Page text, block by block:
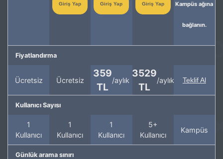
Giriş Yap Giriş Yap Giriş Yap Kampüs ağına
bağlanın.
Fiyatlandırma
Ücretsiz Ücretsiz
359
TL
/aylık
3529
TL
/aylık Teklif Al
Kullanıcı Sayısı
1
Kullanıcı
1
Kullanıcı
1
Kullanıcı
5+
Kullanıcı
Kampüs
Günlük arama sınırı